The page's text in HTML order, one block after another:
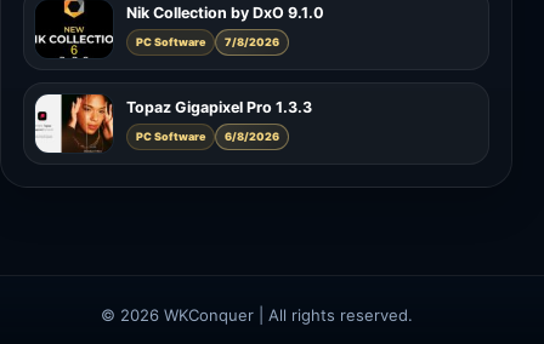
Nik Collection by DxO 9.1.0
PC Software 7/8/2026
Topaz Gigapixel Pro 1.3.3
PC Software 6/8/2026
© 2026 WKConquer | All rights reserved.